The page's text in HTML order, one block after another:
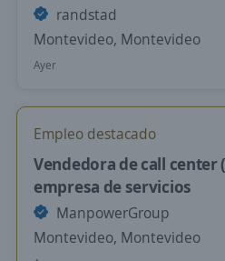
randstad
Montevideo, Montevideo
Ayer
Empleo destacado
Vendedora de call center
empresa de servicios
ManpowerGroup
Montevideo, Montevideo